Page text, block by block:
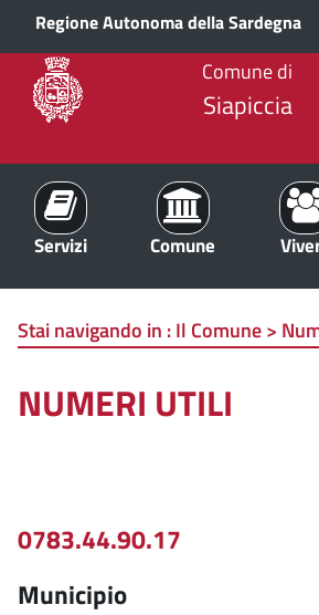
Regione Autonoma della Sardegna
Comune di
Siapiccia
Servizi Comune
Stai navigando in :Il Comune >
NUMERI UTILI
0783.44.90.17
Municipio